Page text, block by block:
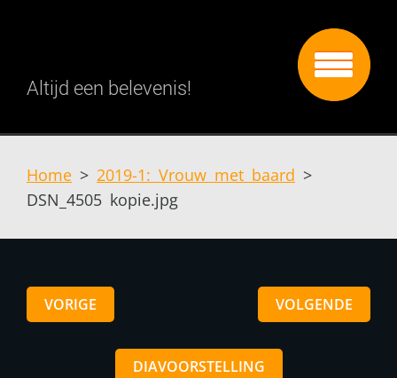
Altijd een belevenis!
Home > 2019-1: Vrouw met baard >
DSN_4505 kopie.jpg
VORIGE VOLGENDE
DIAVOORSTELLING